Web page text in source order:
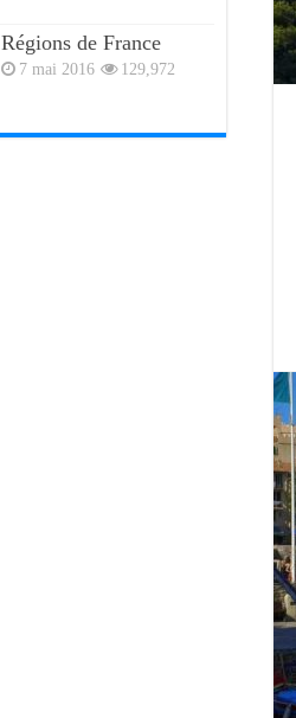
Régions de France
7 mai 2016 129,972